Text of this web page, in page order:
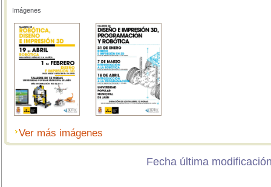
Imágenes
Ver más imágenes
Fecha última